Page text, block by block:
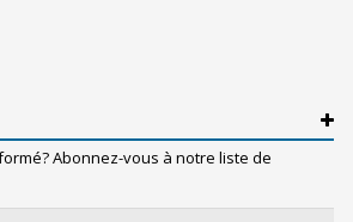
Abonnez-vous à notre liste de